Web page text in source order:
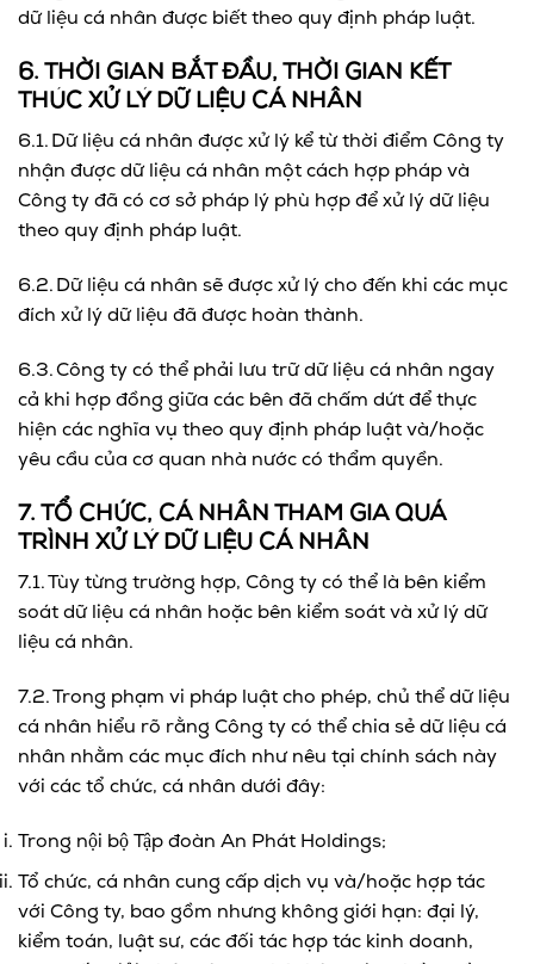
dữ liệu cá nhân được biết theo quy định pháp luật.
6. THỜI GIAN BẮT ĐẦU, THỜI GIAN KẾT
THÚC XỬ LÝ DỮ LIỆU CÁ NHÂN
6.1. Dữ liệu cá nhân được xử lý kể từ thời điểm Công ty
nhận được dữ liệu cá nhân một cách hợp pháp và
Công ty đã có cơ sở pháp lý phù hợp để xử lý dữ liệu
theo quy định pháp luật.
6.2. Dữ liệu cá nhân sẽ được xử lý cho đến khi các mục
đích xử lý dữ liệu đã được hoàn thành.
6.3. Công ty có thể phải lưu trữ dữ liệu cá nhân ngay
cả khi hợp đồng giữa các bên đã chấm dứt để thực
hiện các nghĩa vụ theo quy định pháp luật và/hoặc
yêu cầu của cơ quan nhà nước có thẩm quyền.
7. TỔ CHỨC, CÁ NHÂN THAM GIA QUÁ
TRÌNH XỬ LÝ DỮ LIỆU CÁ NHÂN
7.1. Tùy từng trường hợp, Công ty có thể là bên kiểm
soát dữ liệu cá nhân hoặc bên kiểm soát và xử lý dữ
liệu cá nhân.
7.2. Trong phạm vi pháp luật cho phép, chủ thể dữ liệu
cá nhân hiểu rõ rằng Công ty có thể chia sẻ dữ liệu cá
nhân nhằm các mục đích như nêu tại chính sách này
với các tổ chức, cá nhân dưới đây:
Trong nội bộ Tập đoàn An Phát Holdings;
Tổ chức, cá nhân cung cấp dịch vụ và/hoặc hợp tác
với Công ty, bao gồm nhưng không giới hạn: đại lý,
kiểm toán, luật sư, các đối tác hợp tác kinh doanh,